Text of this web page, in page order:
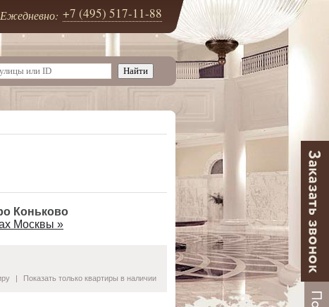
Ежедневно: +7 (495) 517-11-88
Коньково
Москвы »
| Показать только квартиры в наличии